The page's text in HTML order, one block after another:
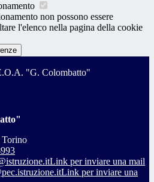
non possono essere
l'elenco nella pagina della cookie
"G. Colombatto"
Link per inviare una mail
Link per inviare una